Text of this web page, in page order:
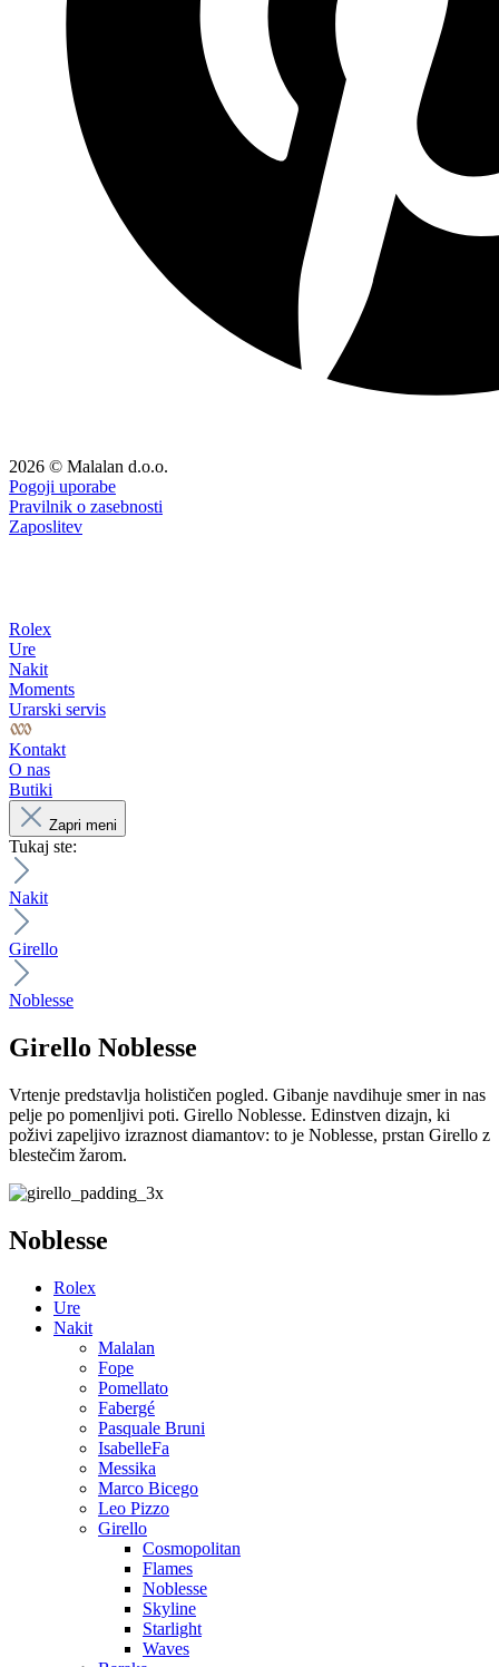
2026 © Malalan d.o.o.
Pogoji uporabe
Pravilnik o zasebnosti
Zaposlitev
Rolex
Ure
Nakit
Moments
Urarski servis
Kontakt
O nas
Butiki
Zapri meni
Tukaj ste:
Nakit
Girello
Noblesse
Girello Noblesse
Vrtenje predstavlja holističen pogled. Gibanje navdihuje smer in nas
pelje po pomenljivi poti. Girello Noblesse. Edinstven dizajn, ki
poživi zapeljivo izraznost diamantov: to je Noblesse, prstan Girello z
blestečim žarom.
Noblesse
Rolex
Ure
Nakit
Malalan
Fope
Pomellato
Fabergé
Pasquale Bruni
IsabelleFa
Messika
Marco Bicego
Leo Pizzo
Girello
Cosmopolitan
Flames
Noblesse
Skyline
Starlight
Waves